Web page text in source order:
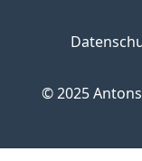
© 2025